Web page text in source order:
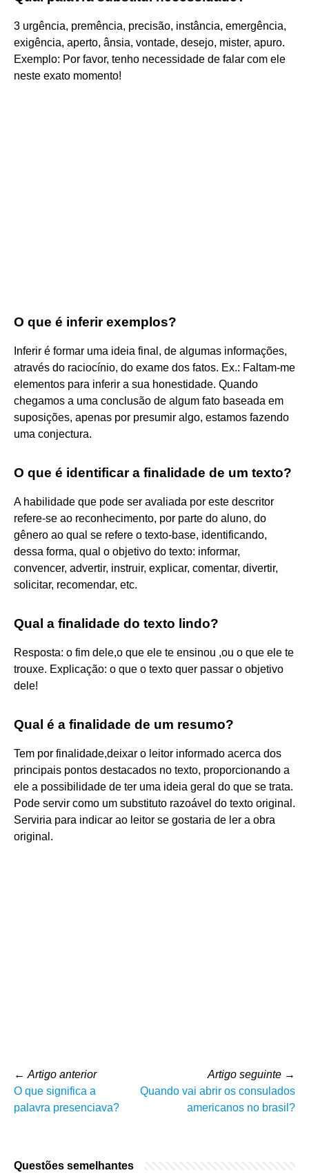
3 urgência, premência, precisão, instância, emergência,
exigência, aperto, ânsia, vontade, desejo, mister, apuro.
Exemplo: Por favor, tenho necessidade de falar com ele
neste exato momento!
O que é inferir exemplos?
Inferir é formar uma ideia final, de algumas informações,
através do raciocínio, do exame dos fatos. Ex.: Faltam-me
elementos para inferir a sua honestidade. Quando
chegamos a uma conclusão de algum fato baseada em
suposições, apenas por presumir algo, estamos fazendo
uma conjectura.
O que é identificar a finalidade de um texto?
A habilidade que pode ser avaliada por este descritor
refere-se ao reconhecimento, por parte do aluno, do
gênero ao qual se refere o texto-base, identificando,
dessa forma, qual o objetivo do texto: informar,
convencer, advertir, instruir, explicar, comentar, divertir,
solicitar, recomendar, etc.
Qual a finalidade do texto lindo?
Resposta: o fim dele,o que ele te ensinou ,ou o que ele te
trouxe. Explicação: o que o texto quer passar o objetivo
dele!
Qual é a finalidade de um resumo?
Tem por finalidade,deixar o leitor informado acerca dos
principais pontos destacados no texto, proporcionando a
ele a possibilidade de ter uma ideia geral do que se trata.
Pode servir como um substituto razoável do texto original.
Serviria para indicar ao leitor se gostaria de ler a obra
original.
← Artigo anterior
O que significa a
palavra presenciava?
Artigo seguinte →
Quando vai abrir os consulados
americanos no brasil?
Questões semelhantes